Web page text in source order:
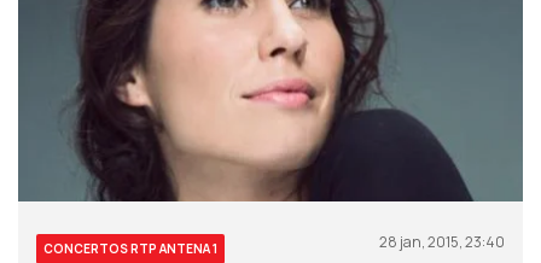
CONCERTOS RTP ANTENA 1 28 jan, 2015, 23:40